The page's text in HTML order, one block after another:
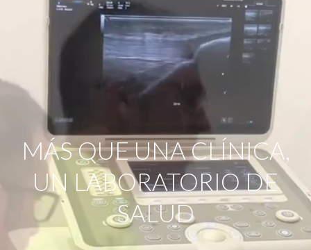
MÁS QUE UNA CLÍNICA,
UN LABORATORIO DE
SALUD